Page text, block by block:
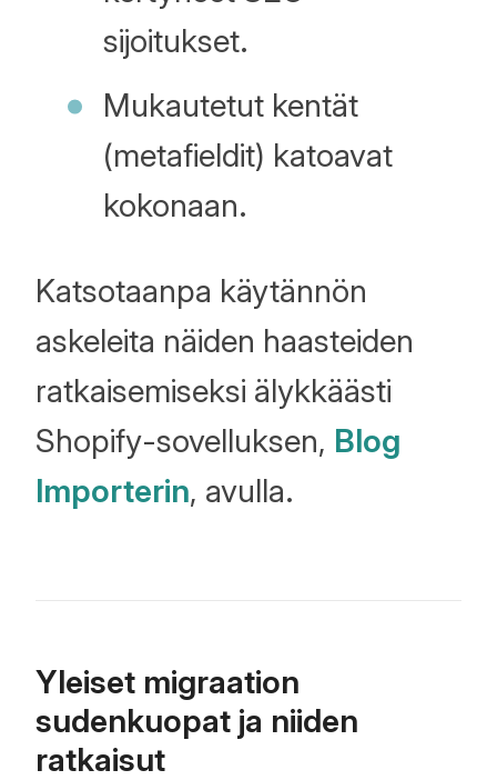
sijoitukset.
Mukautetut kentät
(metafieldit) katoavat
kokonaan.
Katsotaanpa käytännön
askeleita näiden haasteiden
ratkaisemiseksi älykkäästi
Shopify-sovelluksen, Blog
Importerin, avulla.
Yleiset migraation
sudenkuopat ja niiden
ratkaisut